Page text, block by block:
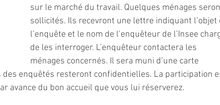
sur le marché du travail. Quelques ménages
sollicités. Ils recevront une lettre indiquant l’objet
l’enquête et le nom de l’enquêteur de l’Insee
de les interroger. L’enquêteur contactera les
ménages concernés. Il sera muni d’une carte
des enquêtés resteront confidentielles. La participation
avance du bon accueil que vous lui réserverez.